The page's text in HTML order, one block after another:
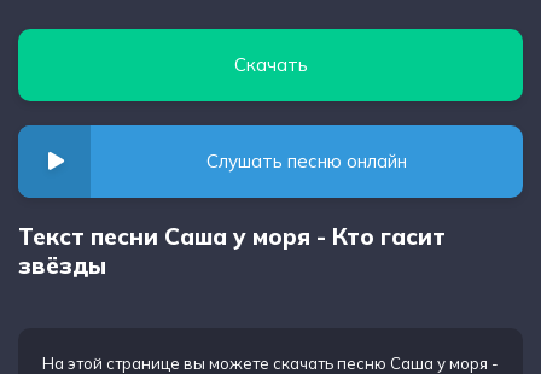
Скачать
Слушать песню онлайн
Текст песни Саша у моря - Кто гасит
звёзды
На этой странице вы можете скачать песню Саша у моря -